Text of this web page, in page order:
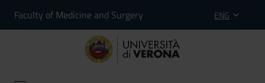
Faculty of Medicine and Surgery ENG